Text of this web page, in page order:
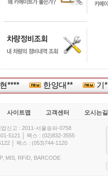
**** 한양대** 기*
사이트맵 고객센터 오시는길
신고 : 2011-서울송파-0758
5121 │ 팩스 : (02)832-3555
│ 팩스 : (053)744-1120
MIS, RFID, BARCODE